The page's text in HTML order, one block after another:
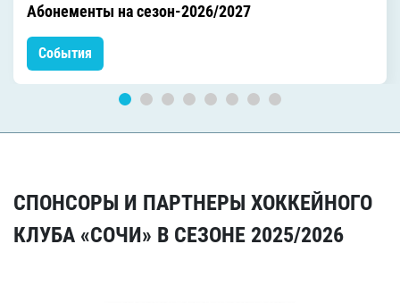
Абонементы на сезон-2026/2027
События
СПОНСОРЫ И ПАРТНЕРЫ ХОККЕЙНОГО
КЛУБА «СОЧИ» В СЕЗОНЕ 2025/2026